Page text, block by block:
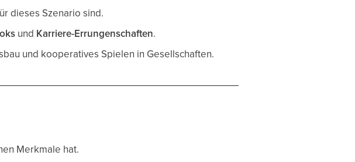
dieses Szenario sind.
und Karriere-Errungenschaften.
und kooperatives Spielen in Gesellschaften.
Merkmale hat.